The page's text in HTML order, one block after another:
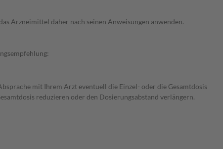
Arzneimittel daher nach seinen Anweisungen anwenden.
mit Ihrem Arzt eventuell die Einzel- oder die Gesamtdosis
reduzieren oder den Dosierungsabstand verlängern.